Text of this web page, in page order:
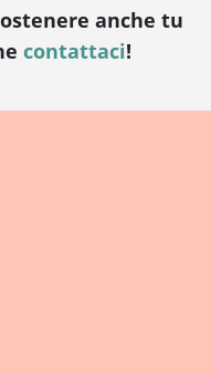
anche tu
contattaci!